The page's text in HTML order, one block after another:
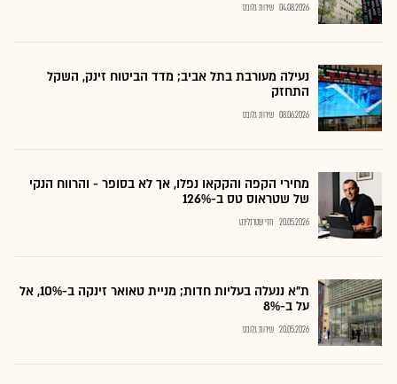
04.08.2026 שירות גלובס
נעילה מעורבת בתל אביב; מדד הביטוח זינק, השקל
התחזק
08.06.2026 שירות גלובס
מחירי הקפה והקקאו נפלו, אך לא בסופר - והרווח הנקי
של שטראוס טס ב-126%
20.05.2026 חזי שטרנליכט
ת"א ננעלה בעליות חדות; מניית טאואר זינקה ב-10%, אל
על ב-8%
20.05.2026 שירות גלובס